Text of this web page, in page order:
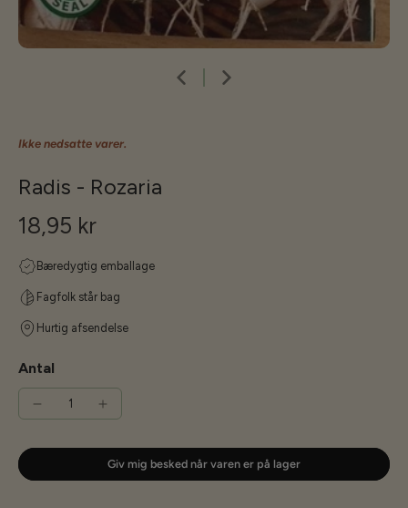
Ikke nedsatte varer.
Radis - Rozaria
18,95 kr
Bæredygtig emballage
Fagfolk står bag
Hurtig afsendelse
Antal
Giv mig besked når varen er på lager